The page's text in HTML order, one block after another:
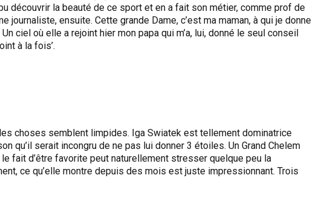
découvrir la beauté de ce sport et en a fait son métier, comme prof de
journaliste, ensuite. Cette grande Dame, c’est ma maman, à qui je donne
ciel où elle a rejoint hier mon papa qui m’a, lui, donné le seul conseil
à la fois’.
choses semblent limpides. Iga Swiatek est tellement dominatrice
qu’il serait incongru de ne pas lui donner 3 étoiles. Un Grand Chelem
fait d’être favorite peut naturellement stresser quelque peu la
ce qu’elle montre depuis des mois est juste impressionnant. Trois